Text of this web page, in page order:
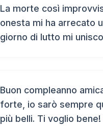
La morte così
onesta mi ha arrecato
giorno di lutto mi
Buon compleanno
forte, io sarò sempre
più belli. Ti voglio bene!